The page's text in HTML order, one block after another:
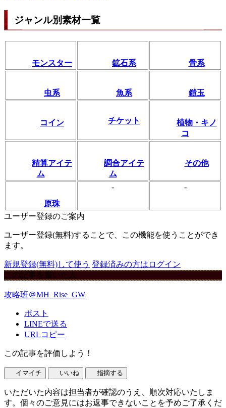
ジャンル別素材一覧
モンスター 鉱石系 骨系
虫系 魚系 鎧玉
コイン チケット
植物・キノ
コ
精算アイテ
ム
調合アイテ
ム
その他
原珠
- -
ユーザー登録のご案内
ユーザー登録(無料)することで、この機能を使うことができ
ます。
新規登録(無料)して使う 登録済みの方はログイン
この記事を書いた人
攻略班＠MH_Rise_GW
ポスト
LINEで送る
URLコピー
この記事を評価しよう！
イマイチ いいね 指摘する
いただいた内容は担当者が確認のうえ、順次対応いたしま
す。個々のご意見にはお返事できないことを予めご了承くだ